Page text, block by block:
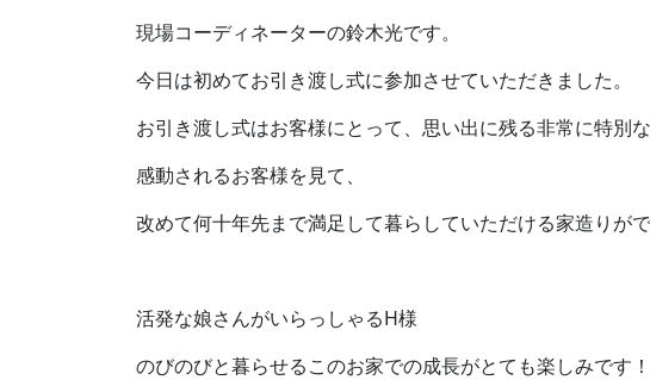
現場コーディネーターの鈴木光です。
今日は初めてお引き渡し式に参加させていただきました。
お引き渡し式はお客様にとって、思い出に残る非常に特別な
感動されるお客様を見て、
改めて何十年先まで満足して暮らしていただける家造りが
活発な娘さんがいらっしゃるH様
のびのびと暮らせるこのお家での成長がとても楽しみです！